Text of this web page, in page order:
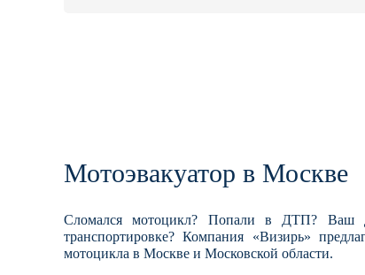
Мотоэвакуатор в Москве
Сломался мотоцикл? Попали в ДТП? Ваш
транспортировке? Компания «Визирь»
мотоцикла в Москве и Московской области.